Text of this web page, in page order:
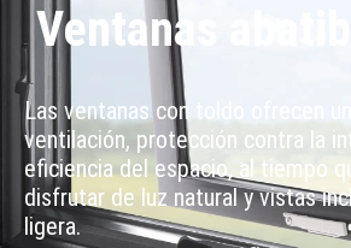
Ventanas
Las ventanas con toldo ofrecen
ventilación, protección contra la
eficiencia del espacio, al tiempo
disfrutar de luz natural y vistas
ligera.